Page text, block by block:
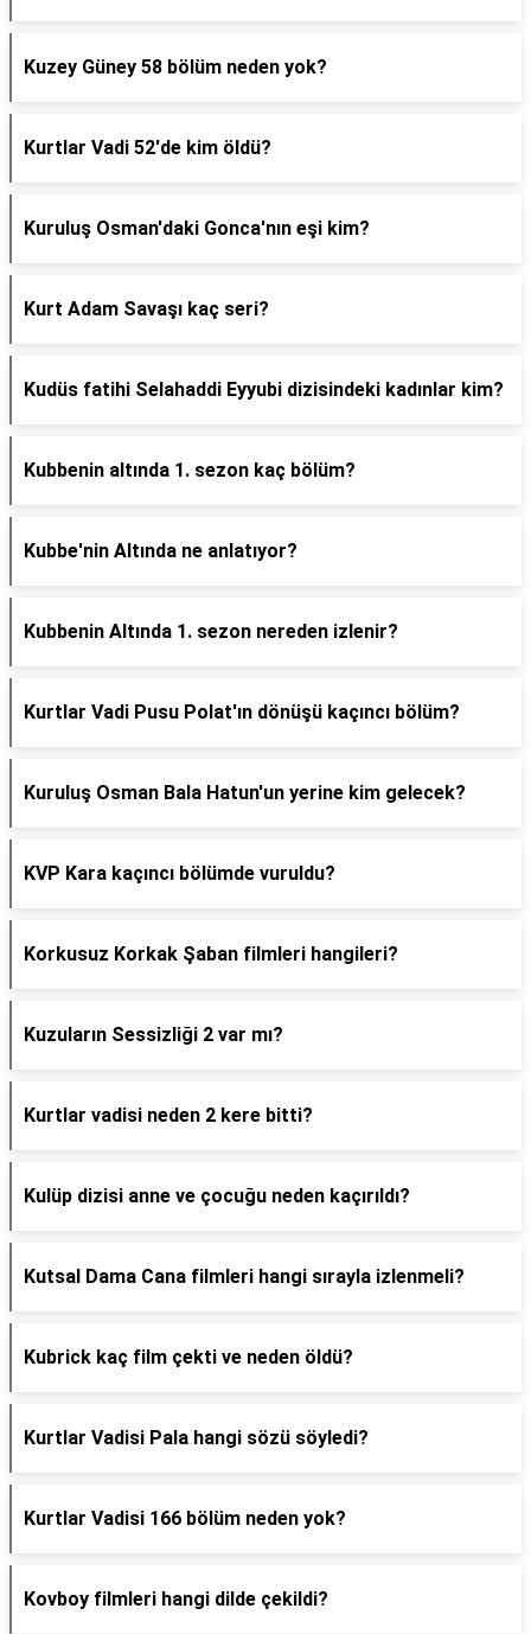
Kuzey Güney 58 bölüm neden yok?
Kurtlar Vadi 52'de kim öldü?
Kuruluş Osman'daki Gonca'nın eşi kim?
Kurt Adam Savaşı kaç seri?
Kudüs fatihi Selahaddi Eyyubi dizisindeki kadınlar kim?
Kubbenin altında 1. sezon kaç bölüm?
Kubbe'nin Altında ne anlatıyor?
Kubbenin Altında 1. sezon nereden izlenir?
Kurtlar Vadi Pusu Polat'ın dönüşü kaçıncı bölüm?
Kuruluş Osman Bala Hatun'un yerine kim gelecek?
KVP Kara kaçıncı bölümde vuruldu?
Korkusuz Korkak Şaban filmleri hangileri?
Kuzuların Sessizliği 2 var mı?
Kurtlar vadisi neden 2 kere bitti?
Kulüp dizisi anne ve çocuğu neden kaçırıldı?
Kutsal Dama Cana filmleri hangi sırayla izlenmeli?
Kubrick kaç film çekti ve neden öldü?
Kurtlar Vadisi Pala hangi sözü söyledi?
Kurtlar Vadisi 166 bölüm neden yok?
Kovboy filmleri hangi dilde çekildi?